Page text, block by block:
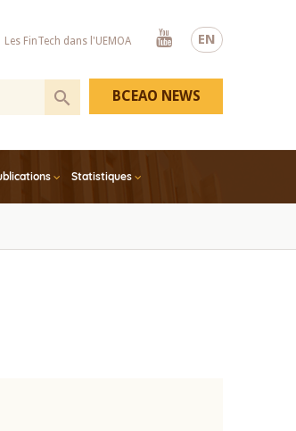
EN
Les FinTech dans l'UEMOA
Youtube
Statistiques
BCEAO NEWS